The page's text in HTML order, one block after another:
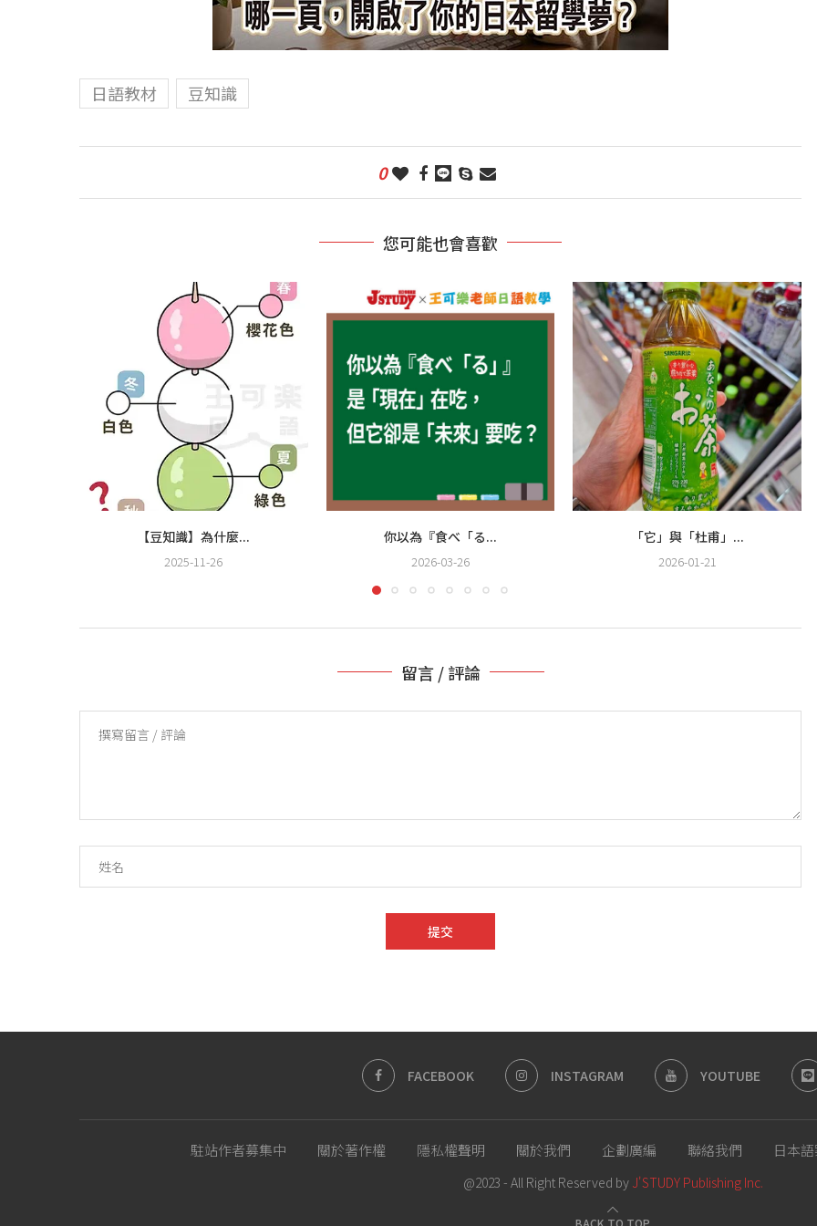
日語教材 豆知識
0
您可能也會喜歡
【豆知識】為什麼...
2025-11-26
你以為『食べ「る...
2026-03-26
「它」與「杜甫」...
2026-01-21
留言 / 評論
FACEBOOK INSTAGRAM YOUTUBE
駐站作者募集中 關於著作權 隱私權聲明 關於我們 企劃廣編 聯絡我們 日本
@2023 - All Right Reserved by J'STUDY Publishing Inc.
BACK TO TOP